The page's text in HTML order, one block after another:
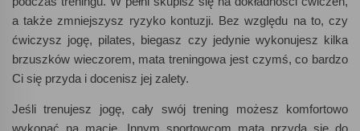
a także zmniejszysz ryzyko kontuzji. Bez względu na to, czy
ćwiczysz jogę, pilates, biegasz czy jedynie wykonujesz kilka
brzuszków wieczorem, mata treningowa jest czymś, co bardzo
Ci się przyda i docenisz jej zalety.
Jeśli trenujesz jogę, cały swój trening możesz komfortowo
wykonać na macie. Innym sportowcom mata przyda się do